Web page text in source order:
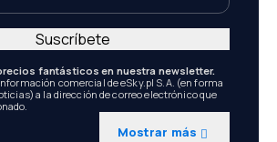
fantásticos en nuestra newsletter.
comercial de eSky.pl S.A. (en forma
a la dirección de correo electrónico que
Mostrar más
Suscríbete